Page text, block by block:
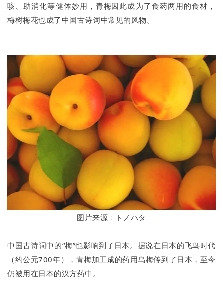
咳、助消化等健体妙用，青梅因此成为了食药两用的食材，
梅树梅花也成了中国古诗词中常见的风物。
图片来源：トノハタ
中国古诗词中的“梅”也影响到了日本。据说在日本的飞鸟时代
（约公元700年），青梅加工成的药用乌梅传到了日本，至今
仍被用在日本的汉方药中。